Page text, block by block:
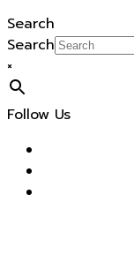
Search
Search
×
Follow Us